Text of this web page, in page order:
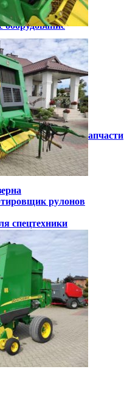
оборудование
почвы
оборудование, запчасти
рулонов
спецтехники